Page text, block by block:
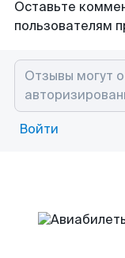
Оставьте
пользователям
Войти